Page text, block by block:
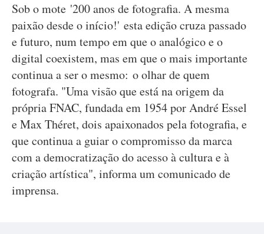
Sob o mote '200 anos de fotografia. A mesma
paixão desde o início!' esta edição cruza passado
e futuro, num tempo em que o analógico e o
digital coexistem, mas em que o mais importante
continua a ser o mesmo: o olhar de quem
fotografa. "Uma visão que está na origem da
própria FNAC, fundada em 1954 por André Essel
e Max Théret, dois apaixonados pela fotografia, e
que continua a guiar o compromisso da marca
com a democratização do acesso à cultura e à
criação artística", informa um comunicado de
imprensa.